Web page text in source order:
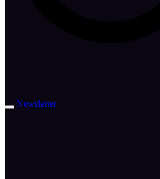
Newsletter